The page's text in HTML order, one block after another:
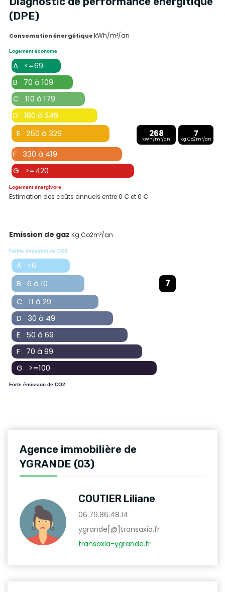
(DPE)
Consomation énergétiquekWh/m²/an
Logement économe
A <=69
B 70 à 109
C 110 à 179
D 180 à 249
E 250 à 329
268
kWh/m²/an
7
Kg Co2m²/an
F 330 à 419
G >=420
Logement énergivore
Estimation des coûts annuels entre 0 € et 0 €
Emission de gaz Kg Co2m²/an
Faible émission de CO2
A <6
B 6 à 10
7
C 11 à 29
D 30 à 49
E 50 à 69
F 70 à 99
G >=100
Forte émission de CO2
Agence immobilière de
YGRANDE (03)
COUTIER Liliane
06.79.86.48.14
ygrande[@]transaxia.fr
transaxia-ygrande.fr